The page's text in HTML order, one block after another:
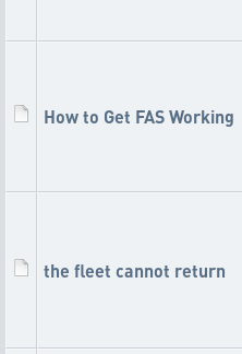
How to Get FAS Working
the fleet cannot return